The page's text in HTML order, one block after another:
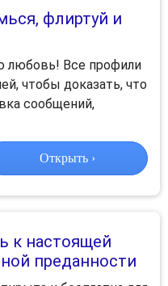
флиртуй и
любовь! Все профили
чтобы доказать, что
сообщений,
Открыть ›
к настоящей
преданности